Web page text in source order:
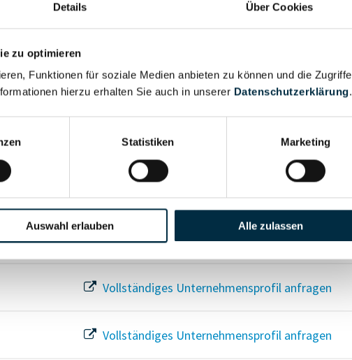
Details Über Cookies
zu optimieren
Funktionen für soziale Medien anbieten zu können und die Zugriffe
hierzu erhalten Sie auch in unserer Datenschutzerklärung.
Statistiken Marketing
Auswahl erlauben Alle zulassen
Für registrierte Nutzer
Vollständiges Unternehmensprofil anfragen
Vollständiges Unternehmensprofil anfragen
Vollständiges Unternehmensprofil anfragen
Vollständiges Unternehmensprofil anfragen